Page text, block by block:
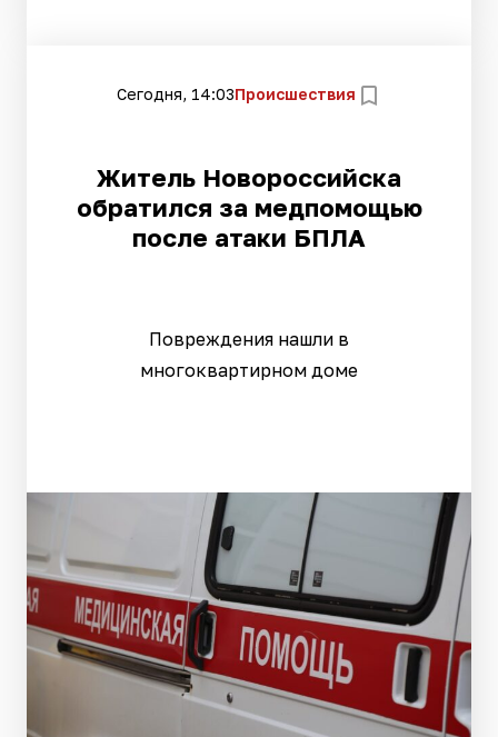
Сегодня, 14:03Происшествия
Житель Новороссийска
обратился за медпомощью
после атаки БПЛА
Повреждения нашли в
многоквартирном доме